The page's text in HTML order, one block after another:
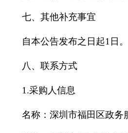
七、其他补充事宜
自本公告发布之日起1日。
八、联系方式
1.采购人信息
名称：深圳市福田区政务